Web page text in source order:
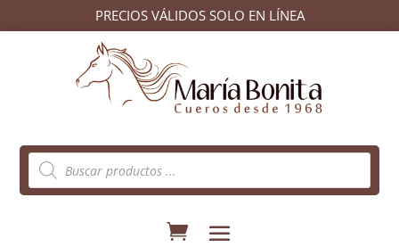
PRECIOS VÁLIDOS SOLO EN LÍNEA
Búsqueda
de
productos